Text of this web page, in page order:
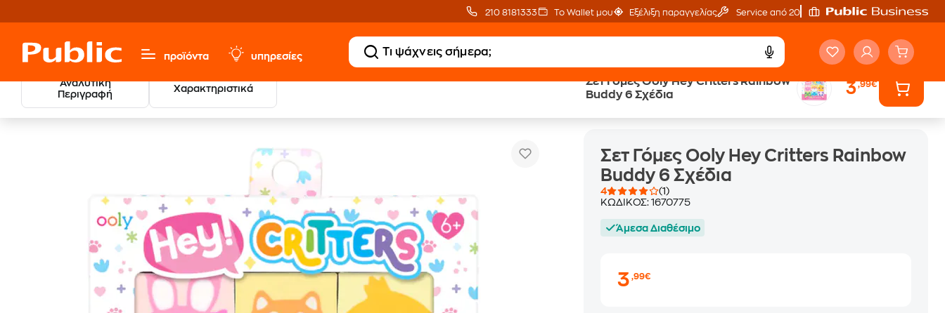
210 8181333 Το Wallet μου Εξέλιξη παραγγελίας Service από 20'
προϊόντα υπηρεσίες
Αναλυτική
Περιγραφή
Χαρακτηριστικά
Σετ Γόμες Ooly Hey Critters Rainbow
Buddy 6 Σχέδια
3,99€
Χαρτικά & Γραφική Ύλη
Σετ Γόμες Ooly Hey Critters Rainbow
Buddy 6 Σχέδια
4
(1)
ΚΩΔΙΚΟΣ:1670775
Άμεσα Διαθέσιμο
3,99€